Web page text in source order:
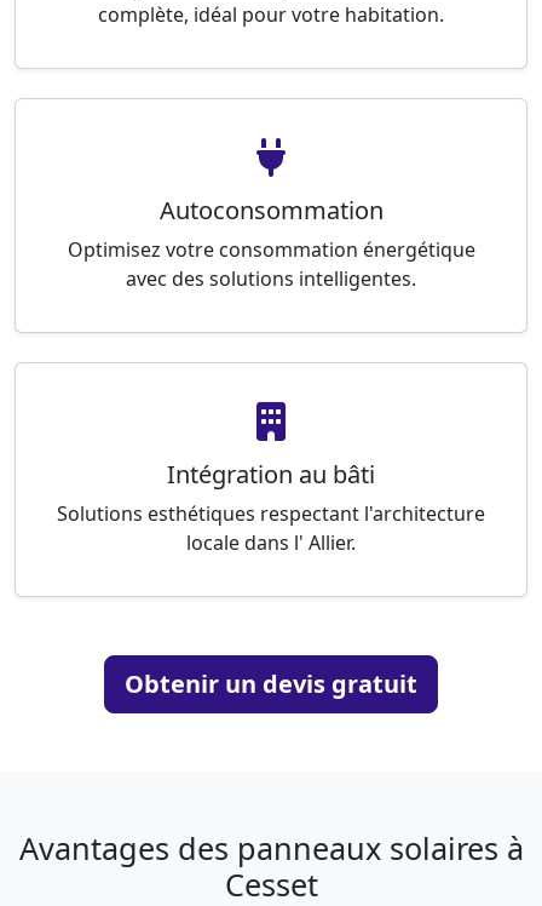
complète, idéal pour votre habitation.
Autoconsommation
Optimisez votre consommation énergétique
avec des solutions intelligentes.
Intégration au bâti
Solutions esthétiques respectant l'architecture
locale dans l' Allier.
Obtenir un devis gratuit
Avantages des panneaux solaires à
Cesset